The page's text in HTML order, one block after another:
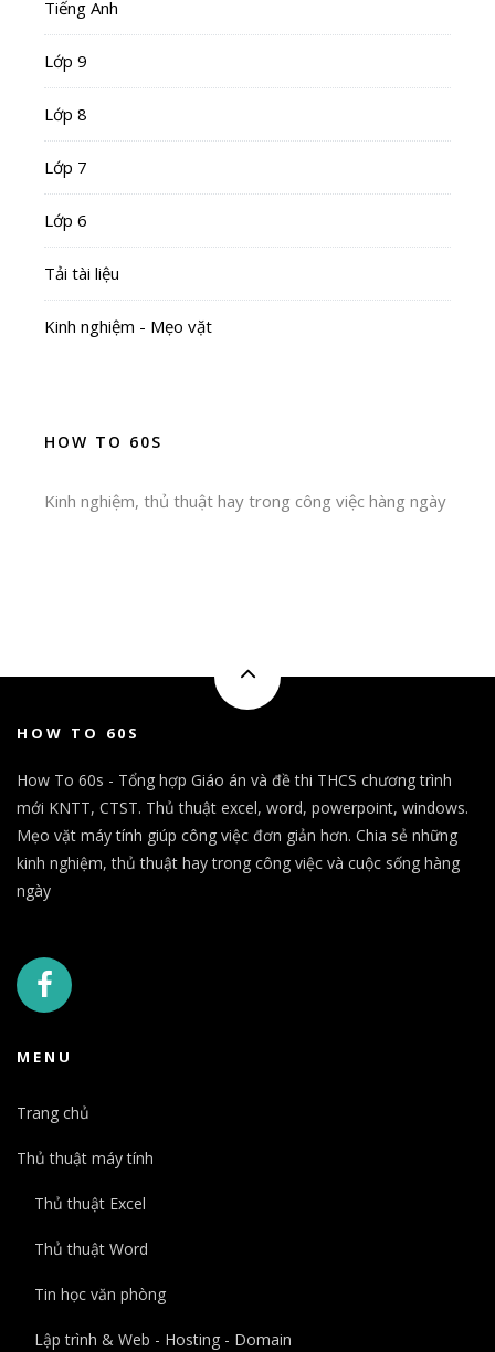
Tiếng Anh
Lớp 9
Lớp 8
Lớp 7
Lớp 6
Tải tài liệu
Kinh nghiệm - Mẹo vặt
HOW TO 60S
Kinh nghiệm, thủ thuật hay trong công việc hàng ngày
HOW TO 60S
How To 60s - Tổng hợp Giáo án và đề thi THCS chương trình
mới KNTT, CTST. Thủ thuật excel, word, powerpoint, windows.
Mẹo vặt máy tính giúp công việc đơn giản hơn. Chia sẻ những
kinh nghiệm, thủ thuật hay trong công việc và cuộc sống hàng
ngày
MENU
Trang chủ
Thủ thuật máy tính
Thủ thuật Excel
Thủ thuật Word
Tin học văn phòng
Lập trình & Web - Hosting - Domain